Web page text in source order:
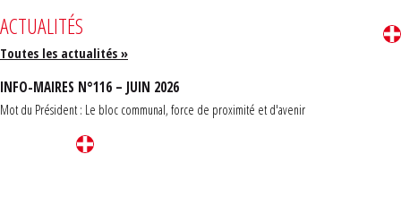
ACTUALITÉS
Toutes les actualités »
INFO-MAIRES N°116 – JUIN 2026
Mot du Président : Le bloc communal, force de proximité et d'avenir